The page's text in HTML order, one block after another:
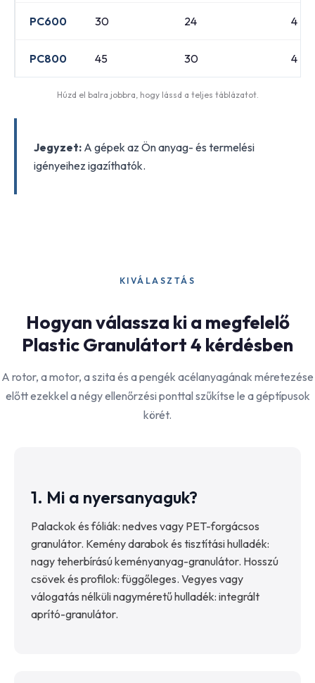
PC600 30 24 4
PC800 45 30 4
Húzd el balra jobbra, hogy lássd a teljes táblázatot.
Jegyzet: A gépek az Ön anyag- és termelési
igényeihez igazíthatók.
KIVÁLASZTÁS
Hogyan válassza ki a megfelelő
Plastic Granulátort 4 kérdésben
A rotor, a motor, a szita és a pengék acélanyagának méretezése
előtt ezekkel a négy ellenőrzési ponttal szűkítse le a géptípusok
körét.
1. Mi a nyersanyaguk?
Palackok és fóliák: nedves vagy PET-forgácsos
granulátor. Kemény darabok és tisztítási hulladék:
nagy teherbírású keményanyag-granulátor. Hosszú
csövek és profilok: függőleges. Vegyes vagy
válogatás nélküli nagyméretű hulladék: integrált
aprító-granulátor.